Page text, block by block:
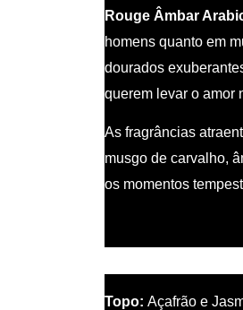
Rouge Âmbar
homens quanto em
dourados
querem levar o amor
As fragrâncias
musgo de carvalho,
os momentos
Topo: Açafrão e